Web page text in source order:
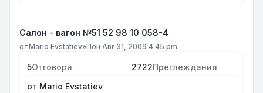
Салон - вагон №51 52 98 10 058-4
отMario Evstatiev»Пон Авг 31, 2009 4:45 pm
5Отговори 2722Преглеждания
от Mario Evstatiev